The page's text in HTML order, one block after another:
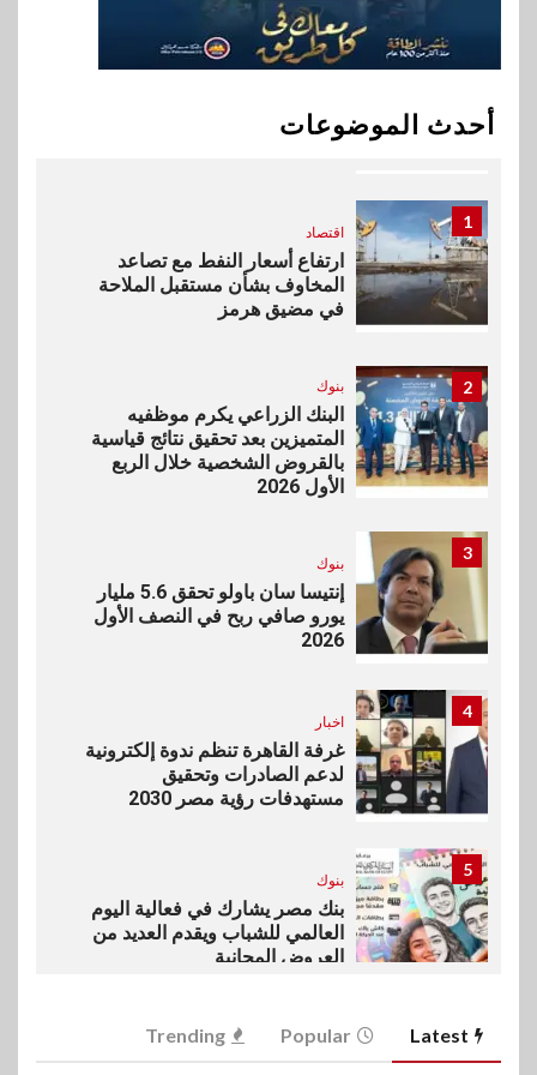
أحدث الموضوعاتبيان توضيحي صادر عن شركة
ناتجاس
1
اقتصاد
ارتفاع أسعار النفط مع تصاعد
المخاوف بشأن مستقبل الملاحة
في مضيق هرمز
2 بنوك
البنك الزراعي يكرم موظفيه
المتميزين بعد تحقيق نتائج قياسية
بالقروض الشخصية خلال الربع
الأول 2026
3
بنوك
إنتيسا سان باولو تحقق 5.6 مليار
يورو صافي ربح في النصف الأول
2026
4
اخبار
غرفة القاهرة تنظم ندوة إلكترونية
لدعم الصادرات وتحقيق
مستهدفات رؤية مصر 2030
5
بنوك
بنك مصر يشارك في فعالية اليوم
العالمي للشباب ويقدم العديد من
العروض المجانية
6
بنوك
بنك QNB مصر يعزز جاهزية
Latest
Popular
Trending